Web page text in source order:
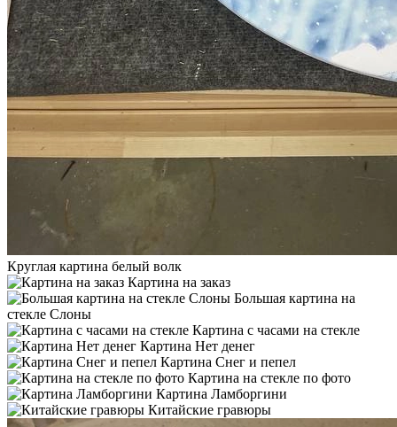
Круглая картина белый волк
Картина на заказ
Большая картина на
стекле Слоны
Картина с часами на стекле
Картина Нет денег
Картина Снег и пепел
Картина на стекле по фото
Картина Ламборгини
Китайские гравюры